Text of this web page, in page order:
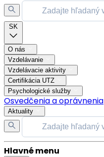
SK
O nás
Vzdelávanie
Vzdelávacie aktivity
Certifikácia UTZ
Psychologické služby
Osvedčenia a oprávnenia
Aktuality
Hlavné menu